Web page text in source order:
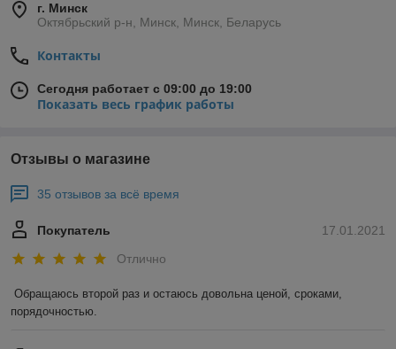
г. Минск
Октябрьский р-н, Минск, Минск, Беларусь
Контакты
Сегодня работает с 09:00 до 19:00
Показать весь график работы
Отзывы о магазине
35 отзывов за всё время
17.01.2021
Покупатель
Отлично
Обращаюсь второй раз и остаюсь довольна ценой, сроками,
порядочностью.